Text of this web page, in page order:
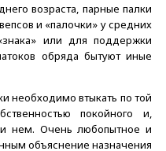
возраста, парные палки
и «палочки» у средних
или для поддержки
обряда бытуют иные
необходимо втыкать по той
покойного и,
нем. Очень любопытное и
объяснение назначения